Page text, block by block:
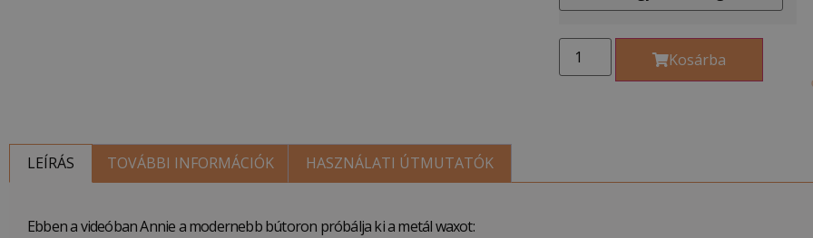
Kosárba
LEÍRÁS TOVÁBBI INFORMÁCIÓK HASZNÁLATI ÚTMUTATÓK
Ebben a videóban Annie a modernebb bútoron próbálja ki a metál waxot: